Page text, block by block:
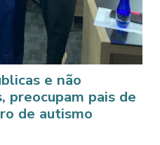
e não
preocupam pais de
de autismo